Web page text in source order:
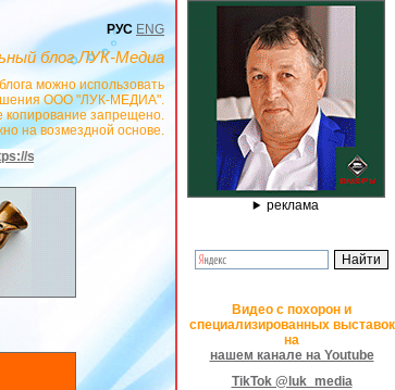
РУС ENG
блог ЛУК-Медиа
можно использовать
ООО "ЛУК-МЕДИА".
копирование запрещено.
на возмездной основе.
- РЕКЛАМОДАТЕЛЬ ИП Павленко С.В. ИНН: 233008852896.
реклама
Видео с похорон и
специализированных выставок
на
нашем канале на Youtube
TikTok @luk_media